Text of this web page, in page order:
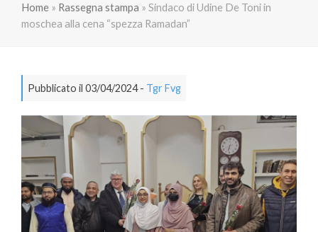
Home » Rassegna stampa » Sindaco di Udine De Toni in
moschea alla cena “spezza Ramadan”
Pubblicato il 03/04/2024 - Tgr Fvg